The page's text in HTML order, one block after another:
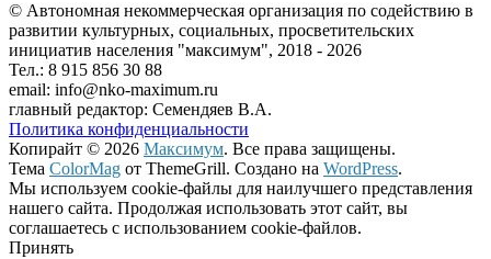
© Автономная некоммерческая организация по содействию в
развитии культурных, социальных, просветительских
инициатив населения "максимум", 2018 - 2026
Тел.: 8 915 856 30 88
email: info@nko-maximum.ru
главный редактор: Семендяев В.А.
Политика конфиденциальности
Копирайт © 2026 Максимум. Все права защищены.
Тема ColorMag от ThemeGrill. Создано на WordPress.
Мы используем cookie-файлы для наилучшего представления
нашего сайта. Продолжая использовать этот сайт, вы
соглашаетесь с использованием cookie-файлов.
Принять